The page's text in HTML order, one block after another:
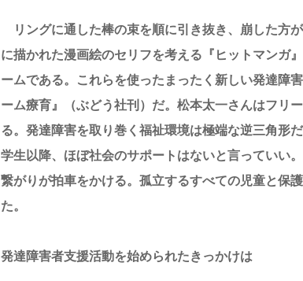
リングに通した棒の束を順に引き抜き、崩した方
に描かれた漫画絵のセリフを考える『ヒットマンガ
ームである。これらを使ったまったく新しい発達
ーム療育』（ぶどう社刊）だ。松本太一さんはフリ
る。発達障害を取り巻く福祉環境は極端な逆三角形
学生以降、ほぼ社会のサポートはないと言っていい
繋がりが拍車をかける。孤立するすべての児童と
た。
発達障害者支援活動を始められたきっかけは